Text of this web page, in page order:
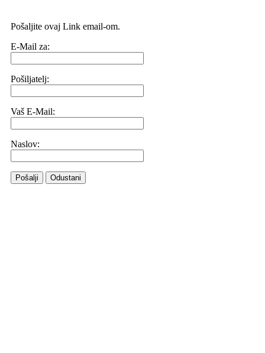
Pošaljite ovaj Link email-om.
E-Mail za:
Pošiljatelj:
Vaš E-Mail:
Naslov:
Pošalji Odustani